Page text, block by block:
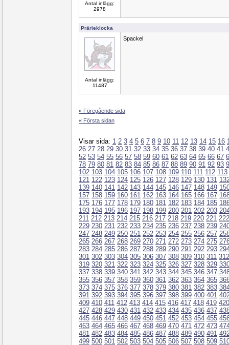
Antal inlägg:
2978
Prärieklocka
Antal inlägg:
11487
Spackel
« Föregående sida
« Första sidan
Visar sida: 1 2 3 4 5 6 7 8 9 10 11 12 13 14 15 16
26 27 28 29 30 31 32 33 34 35 36 37 38 39 40 41
52 53 54 55 56 57 58 59 60 61 62 63 64 65 66 67
78 79 80 81 82 83 84 85 86 87 88 89 90 91 92 93
102 103 104 105 106 107 108 109 110 111 112 113
121 122 123 124 125 126 127 128 129 130 131
139 140 141 142 143 144 145 146 147 148 149
157 158 159 160 161 162 163 164 165 166 167
175 176 177 178 179 180 181 182 183 184 185
193 194 195 196 197 198 199 200 201 202 203
211 212 213 214 215 216 217 218 219 220 221 222
229 230 231 232 233 234 235 236 237 238 239
247 248 249 250 251 252 253 254 255 256 257
265 266 267 268 269 270 271 272 273 274 275
283 284 285 286 287 288 289 290 291 292 293
301 302 303 304 305 306 307 308 309 310 311 312
319 320 321 322 323 324 325 326 327 328 329
337 338 339 340 341 342 343 344 345 346 347
355 356 357 358 359 360 361 362 363 364 365
373 374 375 376 377 378 379 380 381 382 383
391 392 393 394 395 396 397 398 399 400 401
409 410 411 412 413 414 415 416 417 418 419 420
427 428 429 430 431 432 433 434 435 436 437
445 446 447 448 449 450 451 452 453 454 455
463 464 465 466 467 468 469 470 471 472 473
481 482 483 484 485 486 487 488 489 490 491
499 500 501 502 503 504 505 506 507 508 509